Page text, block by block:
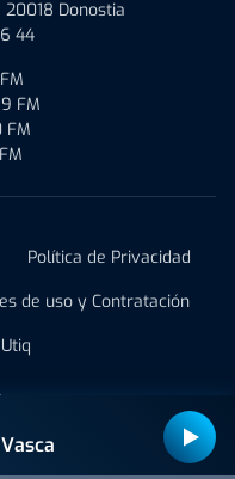
Donostia
44
FM
FM
Política de Privacidad
de uso y Contratación